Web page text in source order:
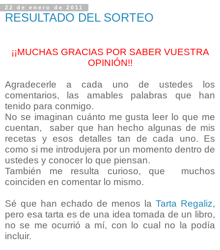
22 de enero de 2011
RESULTADO DEL SORTEO
¡¡MUCHAS GRACIAS POR SABER VUESTRA
OPINIÓN!!
Agradecerle a cada uno de ustedes los
comentarios, las amables palabras que han
tenido para conmigo.
No se imaginan cuánto me gusta leer lo que me
cuentan, saber que han hecho algunas de mis
recetas y esos detalles tan de cada uno. Es
como si me introdujera por un momento dentro de
ustedes y conocer lo que piensan.
También me resulta curioso, que muchos
coinciden en comentar lo mismo.
Sé que han echado de menos la Tarta Regaliz,
pero esa tarta es de una idea tomada de un libro,
no se me ocurrió a mí, con lo cual no la podía
incluir.